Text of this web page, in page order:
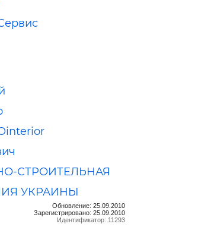
СТРОИТЕЛЬНАЯ
УКРАИНЫ
Обновление: 25.09.2010
Зарегистрировано: 25.09.2010
Идентификатор: 11293